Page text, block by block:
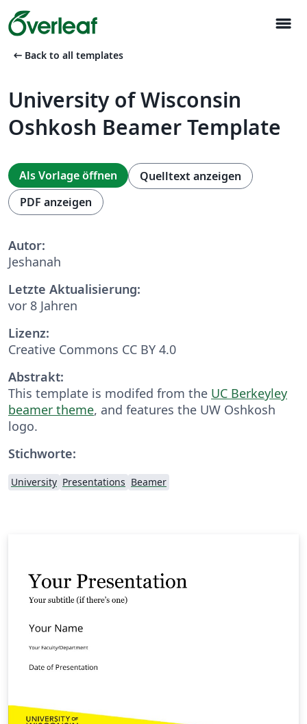
menu
arrow_left_alt Back to all templates
University of Wisconsin
Oshkosh Beamer Template
Als Vorlage öffnen
Quelltext anzeigen
PDF anzeigen
Autor:
Jeshanah
Letzte Aktualisierung:
vor 8 Jahren
Lizenz:
Creative Commons CC BY 4.0
Abstrakt:
This template is modifed from the UC Berkeyley
beamer theme, and features the UW Oshkosh
logo.
Stichworte:
University Presentations Beamer